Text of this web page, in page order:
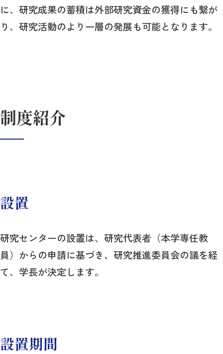
に、研究成果の蓄積は外部研究資金の獲得にも繋が
り、研究活動のより一層の発展も可能となります。
制度紹介
設置
研究センターの設置は、研究代表者（本学専任教
員）からの申請に基づき、研究推進委員会の議を経
て、学長が決定します。
設置期間